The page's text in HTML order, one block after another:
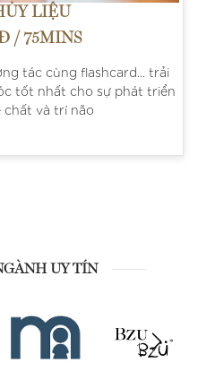
LIỆU
/ 75MINS
tác cùng flashcard... trải
tốt nhất cho sự phát triển
chất và trí não
UY TÍN